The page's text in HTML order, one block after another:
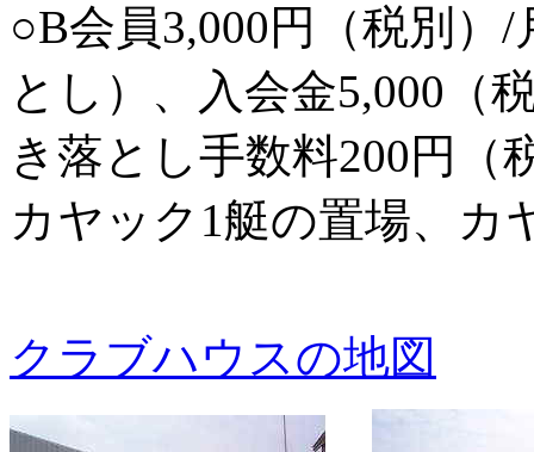
○B会員3,000円（税別
とし）、入会金5,000（
き落とし手数料200円（
カヤック1艇の置場、カ
クラブハウスの地図